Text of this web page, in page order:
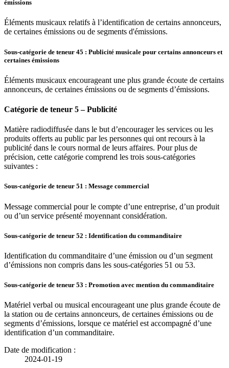
émissions
Éléments musicaux relatifs à l’identification de certains annonceurs,
de certaines émissions ou de segments d'émissions.
Sous-catégorie de teneur 45 : Publicité musicale pour certains annonceurs et
certaines émissions
Éléments musicaux encourageant une plus grande écoute de certains
annonceurs, de certaines émissions ou de segments d’émissions.
Catégorie de teneur 5 – Publicité
Matière radiodiffusée dans le but d’encourager les services ou les
produits offerts au public par les personnes qui ont recours à la
publicité dans le cours normal de leurs affaires. Pour plus de
précision, cette catégorie comprend les trois sous-catégories
suivantes :
Sous-catégorie de teneur 51 : Message commercial
Message commercial pour le compte d’une entreprise, d’un produit
ou d’un service présenté moyennant considération.
Sous-catégorie de teneur 52 : Identification du commanditaire
Identification du commanditaire d’une émission ou d’un segment
d’émissions non compris dans les sous-catégories 51 ou 53.
Sous-catégorie de teneur 53 : Promotion avec mention du commanditaire
Matériel verbal ou musical encourageant une plus grande écoute de
la station ou de certains annonceurs, de certaines émissions ou de
segments d’émissions, lorsque ce matériel est accompagné d’une
identification d’un commanditaire.
Date de modification :
2024-01-19